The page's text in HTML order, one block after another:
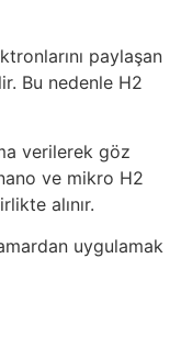
paylaşan
Bu nedenle H2
verilerek göz
ve mikro H2
alınır.
uygulamak